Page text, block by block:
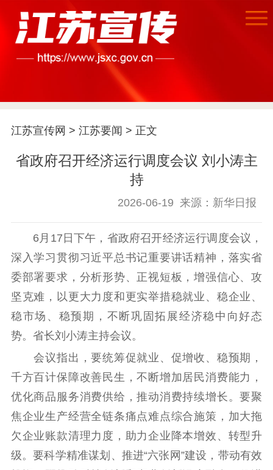
首页
公示公告
信息公开制度
信息公开年度报
工作动态
理论武装
理论学习 宣传宣讲 研究阐释
哲学社科
社科强省 工作通知
成果集萃
江苏文脉
资料下载
新闻宣传
主题宣传 对外宣传
新闻发布
记者之家
品牌栏目
江苏宣传网 > 江苏要闻 > 正文
省政府召开经济运行调度会议 刘小涛主
持
2026-06-19 来源：新华日报
6月17日下午，省政府召开经济运行调度会议，
深入学习贯彻习近平总书记重要讲话精神，落实省
委部署要求，分析形势、正视短板，增强信心、攻
坚克难，以更大力度和更实举措稳就业、稳企业、
稳市场、稳预期，不断巩固拓展经济稳中向好态
势。省长刘小涛主持会议。
会议指出，要统筹促就业、促增收、稳预期，
千方百计保障改善民生，不断增加居民消费能力，
优化商品服务消费供给，推动消费持续增长。要聚
焦企业生产经营全链条痛点难点综合施策，加大拖
欠企业账款清理力度，助力企业降本增效、转型升
级。要科学精准谋划、推进“六张网”建设，带动有效